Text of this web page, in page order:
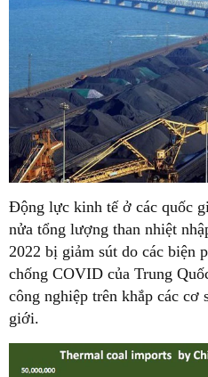
Động lực kinh tế ở các quốc
nửa tổng lượng than nhiệt
2022 bị giảm sút do các biện
chống COVID của Trung
công nghiệp trên khắp các cơ
giới.